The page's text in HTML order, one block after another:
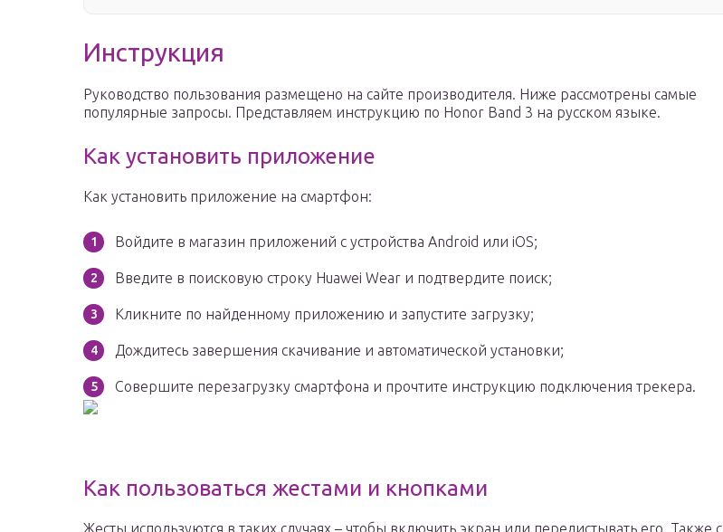
Инструкция
Руководство пользования размещено на сайте производителя. Ниже рассмотрены самые
популярные запросы. Представляем инструкцию по Honor Band 3 на русском языке.
Как установить приложение
Как установить приложение на смартфон:
Войдите в магазин приложений с устройства Android или iOS;
Введите в поисковую строку Huawei Wear и подтвердите поиск;
Кликните по найденному приложению и запустите загрузку;
Дождитесь завершения скачивание и автоматической установки;
Совершите перезагрузку смартфона и прочтите инструкцию подключения трекера.
Как пользоваться жестами и кнопками
Жесты используются в таких случаях – чтобы включить экран или перелистывать его. Также с